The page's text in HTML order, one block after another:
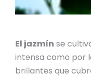
El jazmín se
intensa como por
brillantes que